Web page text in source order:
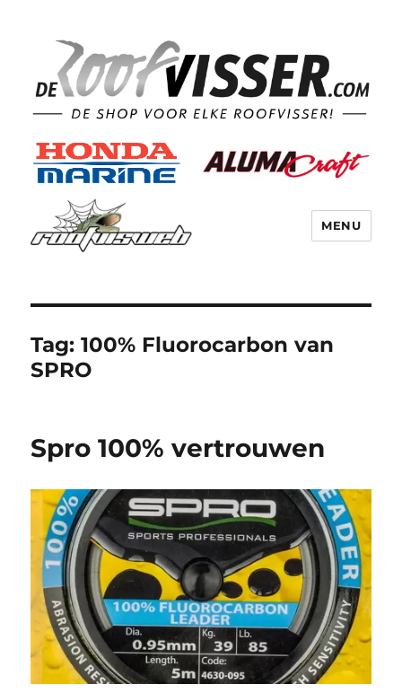
MENU
Tag:100% Fluorocarbon van
SPRO
Spro 100% vertrouwen